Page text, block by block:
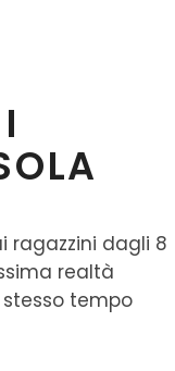
ragazzini dagli 8
realtà
tempo